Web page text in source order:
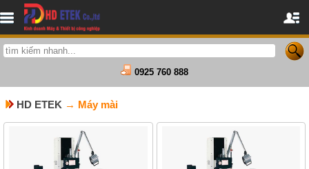
0925 760 888
HD ETEK → Máy mài